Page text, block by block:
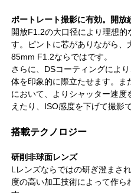
ポートレート撮影に有効。開放
開放F1.2の大口径により理想的
す。ピントに芯がありながら、
85mm F1.2ならではです。
さらに、DSコーティングによ
体を印象的に際立たせます。
において、よりシャッター速
えたり、ISO感度を下げて撮影
搭載テクノロジー
研削非球面レンズ
Lレンズならではの研ぎ澄まさ
度の高い加工技術によって作ら